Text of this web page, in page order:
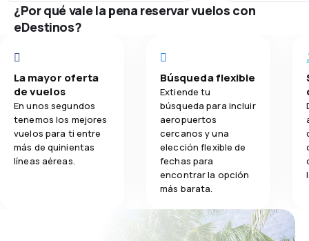
Comidas
Comodidad
Transporte
¿Por qué vale la pena reservar vuelos con
eDestinos?
La mayor oferta
de vuelos
En unos segundos
tenemos los mejores
vuelos para ti entre
más de quinientas
líneas aéreas.
Búsqueda flexible
Extiende tu
búsqueda para incluir
aeropuertos
cercanos y una
elección flexible de
fechas para
encontrar la opción
más barata.